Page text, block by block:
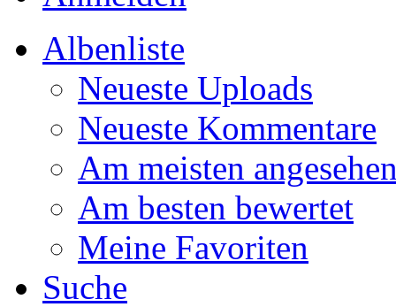
Albenliste
Neueste Uploads
Neueste Kommentare
Am meisten
Am besten bewertet
Meine Favoriten
Suche